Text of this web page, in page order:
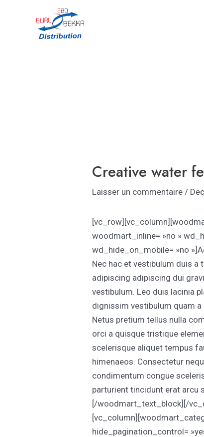
Creative water
Laisser un commentaire /
woodmart_inline= »no »
wd_hide_on_mobile= »no
Nec hac et vestibulum duis
adipiscing adipiscing dui
vestibulum. Leo duis lacinia
dignissim vestibulum quam a
Netus pretium tellus nulla
orci a quisque tristique
scelerisque aliquet tempus
himenaeos. Consectetur
condimentum congue
parturient tincidunt erat arcu
[/woodmart_text_block][/
hide_pagination_control=
Navigation
des
articles